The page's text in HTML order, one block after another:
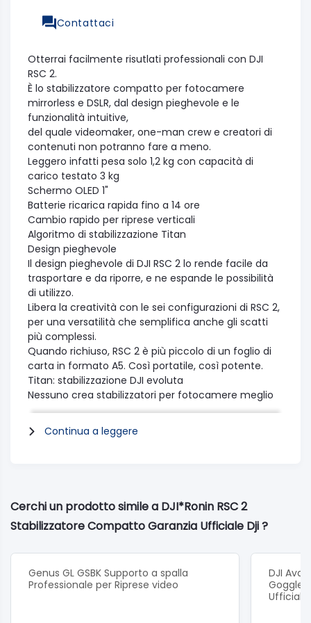
Contattaci
Otterrai facilmente risutlati professionali con DJI
RSC 2.
È lo stabilizzatore compatto per fotocamere
mirrorless e DSLR, dal design pieghevole e le
funzionalità intuitive,
del quale videomaker, one-man crew e creatori di
contenuti non potranno fare a meno.
Leggero infatti pesa solo 1,2 kg con capacità di
carico testato 3 kg
Schermo OLED 1"
Batterie ricarica rapida fino a 14 ore
Cambio rapido per riprese verticali
Algoritmo di stabilizzazione Titan
Design pieghevole
Il design pieghevole di DJI RSC 2 lo rende facile da
trasportare e da riporre, e ne espande le possibilità
di utilizzo.
Libera la creatività con le sei configurazioni di RSC 2,
per una versatilità che semplifica anche gli scatti
più complessi.
Quando richiuso, RSC 2 è più piccolo di un foglio di
carta in formato A5. Così portatile, così potente.
Titan: stabilizzazione DJI evoluta
Nessuno crea stabilizzatori per fotocamere meglio
di DJI. Il nostro algoritmo di stabilizzazione Titan
cattura immagini più fluide che mai.
La modalità SuperSmooth compensa i micro
La piastra a due livelli per l’installazione della
fotocamera è compatibile per l’uso con diverse
Passa alla modalità verticale con un solo tocco, per
riprendere immagini professionali da postare sui
social media.
Continua a leggere
Cerchi un prodotto simile a DJI*Ronin RSC 2
Stabilizzatore Compatto Garanzia Ufficiale Dji ?
Genus GL GSBK Supporto a spalla
Professionale per Riprese video
DJI
Goggles
Ufficiale